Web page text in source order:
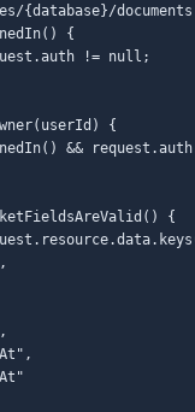
{database}/documents
{
!= null;
{
&&
{